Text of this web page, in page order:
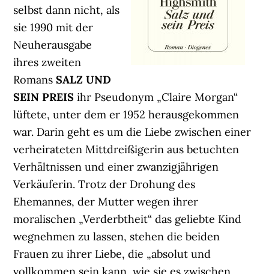
selbst dann nicht, als
sie 1990 mit der
Neuherausgabe
ihres zweiten
RomansSALZ UND
SEIN PREIS ihr Pseudonym „Claire Morgan“
lüftete, unter dem er 1952 herausgekommen
war. Darin geht es um die Liebe zwischen einer
verheirateten Mittdreißigerin aus betuchten
Verhältnissen und einer zwanzigjährigen
Verkäuferin. Trotz der Drohung des
Ehemannes, der Mutter wegen ihrer
moralischen „Verderbtheit“ das geliebte Kind
wegnehmen zu lassen, stehen die beiden
Frauen zu ihrer Liebe, die „absolut und
vollkommen sein kann, wie sie es zwischen